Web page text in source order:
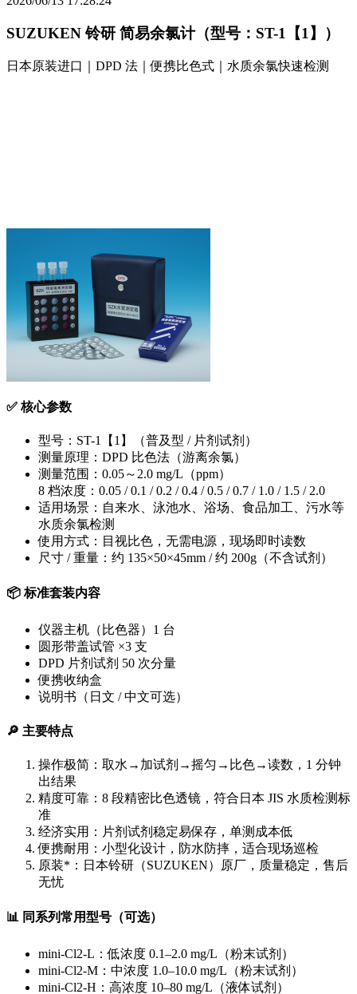
SUZUKEN 铃研 简易余氯计（型号：ST-1【1】）
日本原装进口｜DPD 法｜便携比色式｜水质余氯快速检测
✅ 核心参数
型号 ：ST-1【1】（普及型 / 片剂试剂）
测量原理 ：DPD 比色法（游离余氯）
测量范围 ： 0.05～2.0 mg/L（ppm）
8 档浓度：0.05 / 0.1 / 0.2 / 0.4 / 0.5 / 0.7 / 1.0 / 1.5 / 2.0
适用场景 ：自来水、泳池水、浴场、食品加工、污水等
水质余氯检测
使用方式 ：目视比色， 无需电源 ，现场即时读数
尺寸 / 重量 ：约 135×50×45mm / 约 200g（不含试剂）
📦 标准套装内容
仪器主机（比色器）1 台
圆形带盖试管 ×3 支
DPD 片剂试剂 50 次分量
便携收纳盒
说明书（日文 / 中文可选）
🔎 主要特点
操作极简 ：取水→加试剂→摇匀→比色→读数， 1 分钟
出结果
精度可靠 ：8 段精密比色透镜，符合日本 JIS 水质检测标
准
经济实用 ：片剂试剂稳定易保存，单测成本低
便携耐用 ：小型化设计，防水防摔，适合现场巡检
原装* ：日本铃研（SUZUKEN）原厂，质量稳定，售后
无忧
📊 同系列常用型号（可选）
mini-Cl2-L ：低浓度 0.1–2.0 mg/L（粉末试剂）
mini-Cl2-M ：中浓度 1.0–10.0 mg/L（粉末试剂）
mini-Cl2-H ：高浓度 10–80 mg/L（液体试剂）